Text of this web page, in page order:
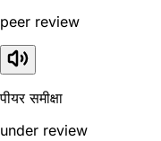
peer review
पीयर समीक्षा
under review